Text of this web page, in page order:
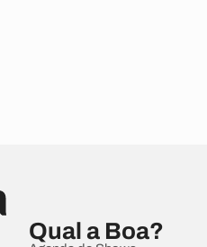
Qual a Boa?